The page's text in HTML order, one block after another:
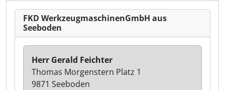
FKD WerkzeugmaschinenGmbH aus
Seeboden
Herr Gerald Feichter
Thomas Morgenstern Platz 1
9871 Seeboden